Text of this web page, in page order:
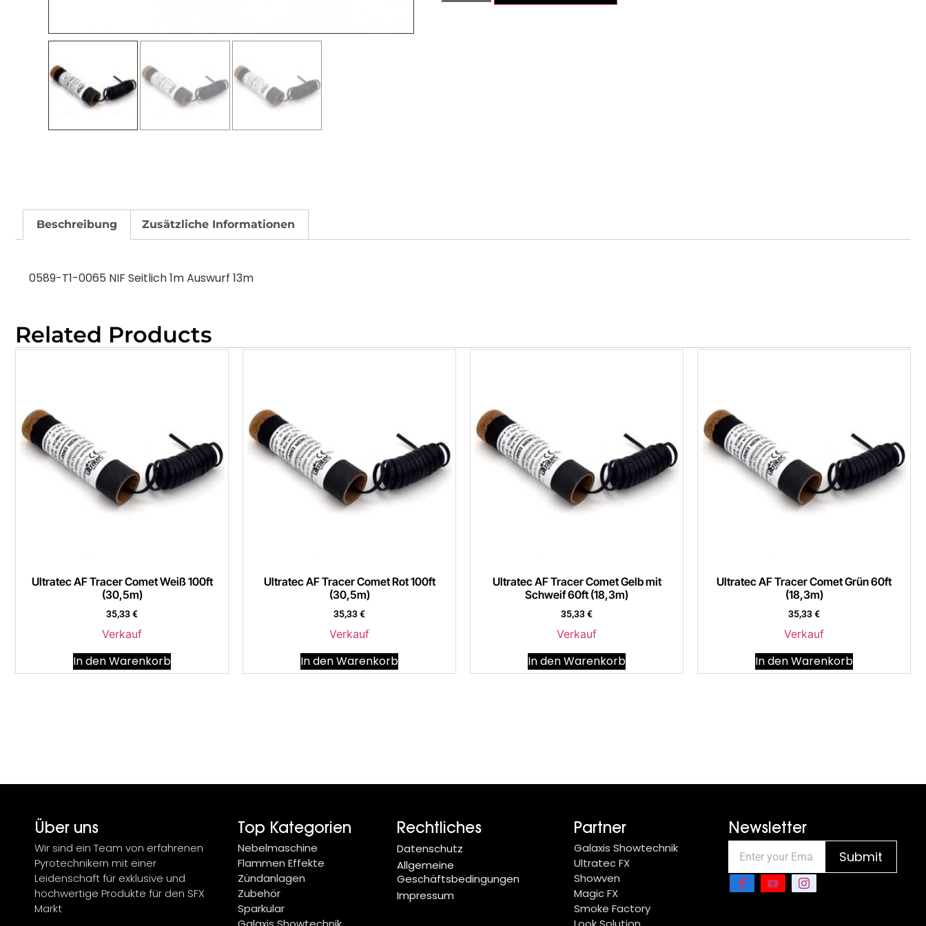
Beschreibung Zusätzliche Informationen
0589-T1-0065 NIF Seitlich 1m Auswurf 13m
Related Products
Ultratec AF Tracer Comet Weiß 100ft
(30,5m)
35,33€
Verkauf
In den Warenkorb
Ultratec AF Tracer Comet Rot 100ft
(30,5m)
35,33€
Verkauf
In den Warenkorb
Ultratec AF Tracer Comet Gelb mit
Schweif 60ft (18,3m)
35,33€
Verkauf
In den Warenkorb
Ultratec AF Tracer Comet Grün 60ft
(18,3m)
35,33€
Verkauf
In den Warenkorb
Über uns
Wir sind ein Team von erfahrenen
Pyrotechnikern mit einer
Leidenschaft für exklusive und
hochwertige Produkte für den SFX
Markt
Top Kategorien
Nebelmaschine
Flammen Effekte
Zündanlagen
Zubehör
Sparkular
Rechtliches
Datenschutz
Allgemeine
Geschäftsbedingungen
Impressum
Partner
Galaxis Showtechnik
Ultratec FX
Showven
Magic FX
Smoke Factory
Newsletter
Submit